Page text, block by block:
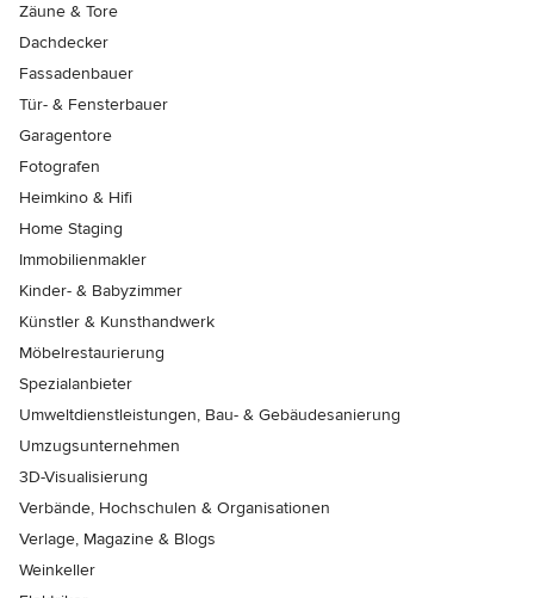
Zäune & Tore
Dachdecker
Fassadenbauer
Tür- & Fensterbauer
Garagentore
Fotografen
Heimkino & Hifi
Home Staging
Immobilienmakler
Kinder- & Babyzimmer
Künstler & Kunsthandwerk
Möbelrestaurierung
Spezialanbieter
Umweltdienstleistungen, Bau- & Gebäudesanierung
Umzugsunternehmen
3D-Visualisierung
Verbände, Hochschulen & Organisationen
Verlage, Magazine & Blogs
Weinkeller